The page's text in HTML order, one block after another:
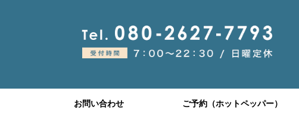
お問い合わせ ご予約（ホットペッパー）